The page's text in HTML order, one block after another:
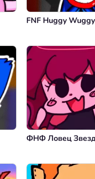
FNF Huggy
ФНФ Ловец